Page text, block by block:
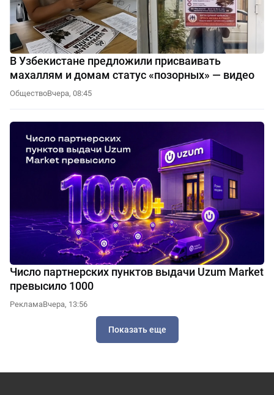
В Узбекистане предложили присваивать
махаллям и домам статус «позорных» — видео
ОбществоВчера, 08:45
Число партнерских пунктов выдачи Uzum Market
превысило 1000
РекламаВчера, 13:56
Показать еще